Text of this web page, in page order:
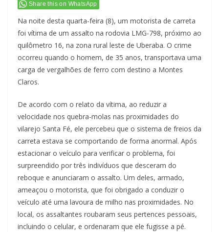
Share this on WhatsApp
Na noite desta quarta-feira (8), um motorista de carreta
foi vítima de um assalto na rodovia LMG-798, próximo ao
quilômetro 16, na zona rural leste de Uberaba. O crime
ocorreu quando o homem, de 35 anos, transportava uma
carga de vergalhões de ferro com destino a Montes
Claros.
De acordo com o relato da vítima, ao reduzir a
velocidade nos quebra-molas nas proximidades do
vilarejo Santa Fé, ele percebeu que o sistema de freios da
carreta estava se comportando de forma anormal. Após
estacionar o veículo para verificar o problema, foi
surpreendido por três indivíduos que desceram do
reboque e anunciaram o assalto. Um deles, armado,
ameaçou o motorista, que foi obrigado a conduzir o
veículo até uma lavoura de milho nas proximidades. No
local, os assaltantes roubaram seus pertences pessoais,
incluindo o celular, e ordenaram que ele fugisse a pé.